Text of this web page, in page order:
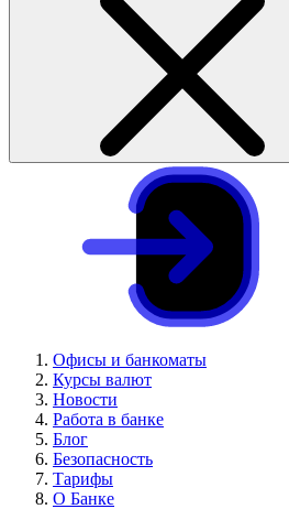
Офисы и банкоматы
Курсы валют
Новости
Работа в банке
Блог
Безопасность
Тарифы
О Банке